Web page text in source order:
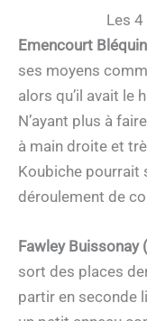
Les
Emencourt
ses moyens
alors qu’il avait le
N’ayant plus à
à main droite et
Koubiche pourrait
déroulement de
Fawley Buissonay
sort des places
partir en seconde